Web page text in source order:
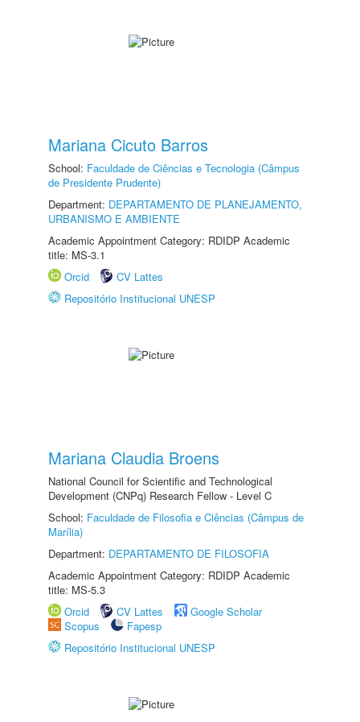
Mariana Cicuto Barros
School: Faculdade de Ciências e Tecnologia (Câmpus
de Presidente Prudente)
Department: DEPARTAMENTO DE PLANEJAMENTO,
URBANISMO E AMBIENTE
Academic Appointment Category: RDIDP Academic
title: MS-3.1
Orcid
CV Lattes
Repositório Institucional UNESP
Mariana Claudia Broens
National Council for Scientific and Technological
Development (CNPq) Research Fellow - Level C
School: Faculdade de Filosofia e Ciências (Câmpus de
Marília)
Department: DEPARTAMENTO DE FILOSOFIA
Academic Appointment Category: RDIDP Academic
title: MS-5.3
Orcid
CV Lattes
Google Scholar
Scopus
Fapesp
Repositório Institucional UNESP